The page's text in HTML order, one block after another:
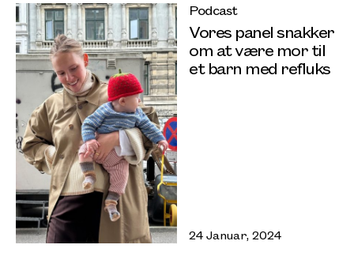
Podcast
Vores panel snakker
om at være mor til
et barn med refluks
24 Januar, 2024